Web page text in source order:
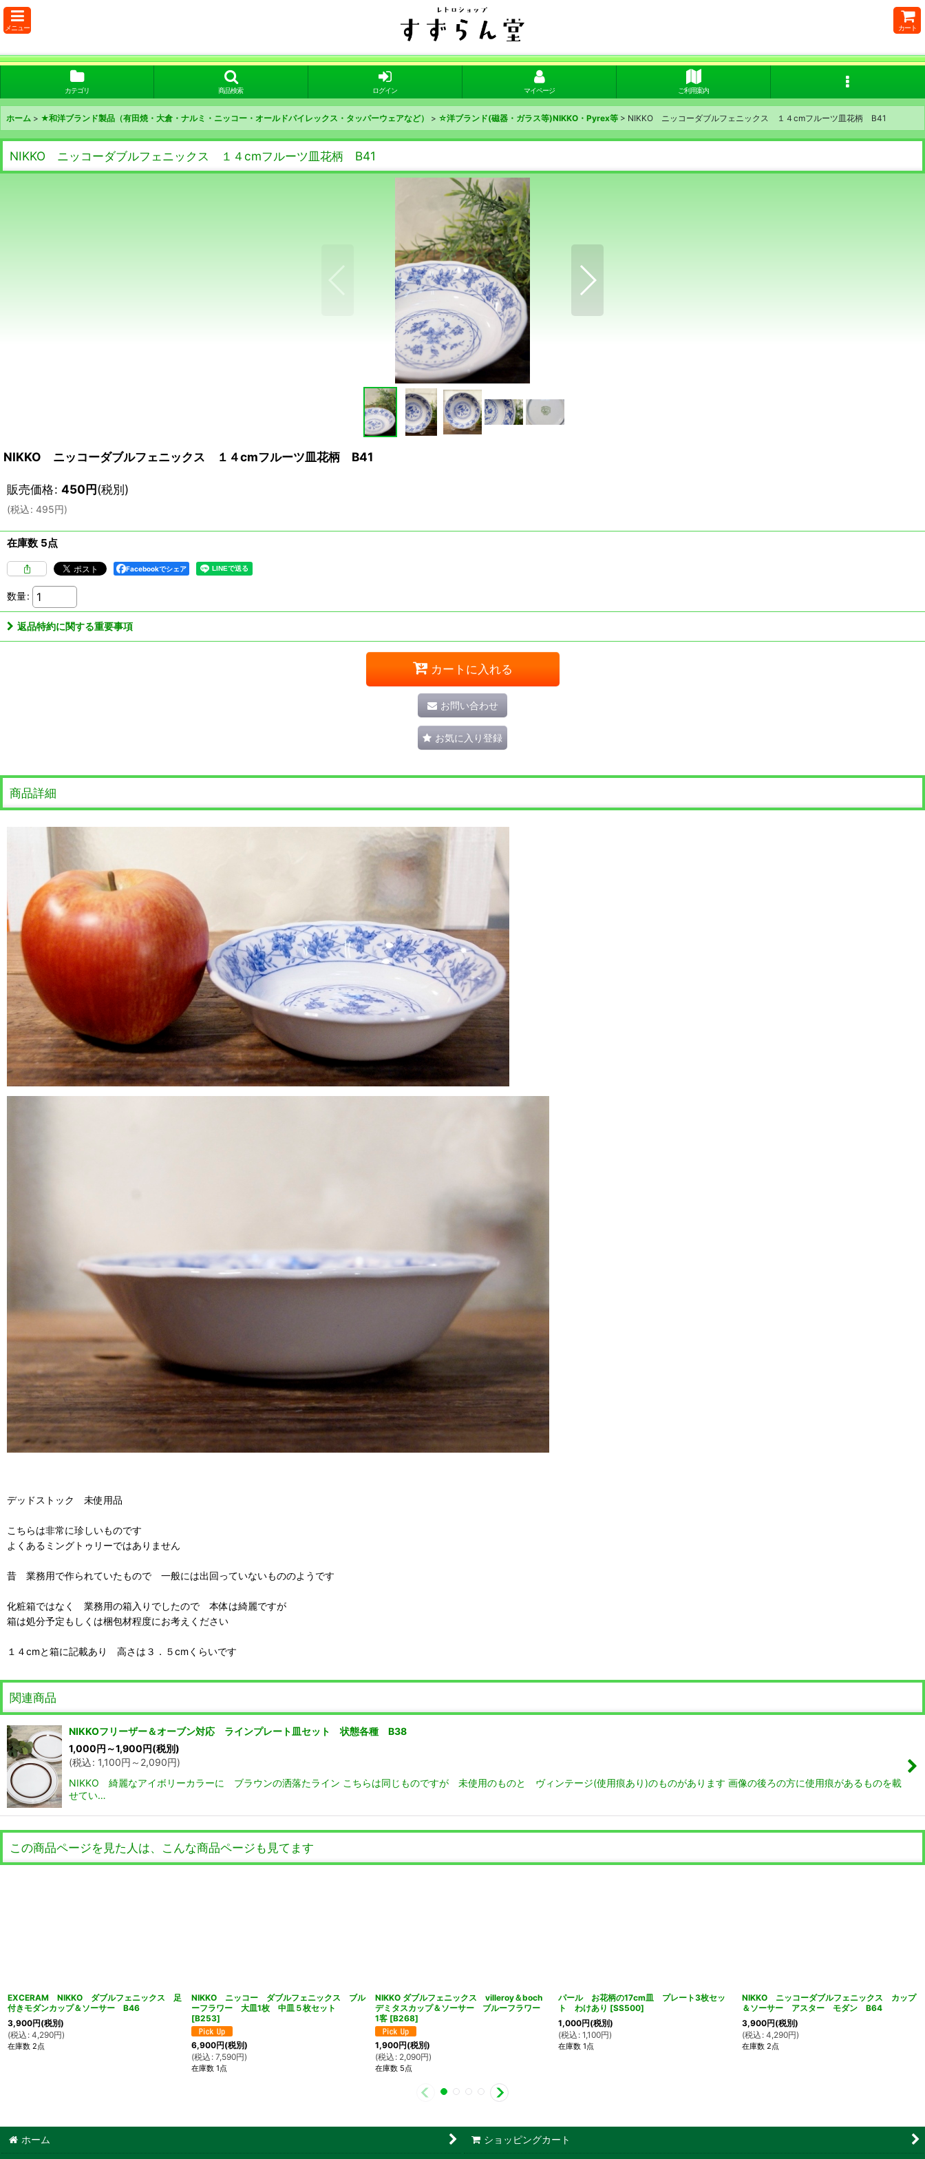
メニュー カート
カテゴリ 商品検索 ログイン マイページ ご利用案内
ホーム > ★和洋ブランド製品（有田焼・大倉・ナルミ・ニッコー・オールドパイレックス・タッパーウェアなど） > ☆洋ブランド(磁器・ガラス等)NIKKO・Pyrex等 > NIKKO ニッコーダブルフェニックス １４cmフルーツ皿花柄 B41
NIKKO ニッコーダブルフェニックス １４cmフルーツ皿花柄 B41
NIKKO ニッコーダブルフェニックス １４cmフルーツ皿花柄 B41
販売価格: 450円(税別)
(税込: 495円)
在庫数 5点
Facebookでシェア
数量:
返品特約に関する重要事項
カートに入れる
お問い合わせ
お気に入り登録
商品詳細
デッドストック 未使用品
こちらは非常に珍しいものです
よくあるミングトゥリーではありません
昔 業務用で作られていたもので 一般には出回っていないもののようです
化粧箱ではなく 業務用の箱入りでしたので 本体は綺麗ですが
箱は処分予定もしくは梱包材程度にお考えください
１４cmと箱に記載あり 高さは３．５cmくらいです
関連商品
NIKKOフリーザー＆オーブン対応 ラインプレート皿セット 状態各種 B38
1,000円 ～1,900円(税別)
(税込: 1,100円 ～2,090円)
NIKKO 綺麗なアイボリーカラーに ブラウンの洒落たライン こちらは同じものですが 未使用のものと ヴィンテージ(使用痕あり)のものがあります 画像の後ろの方に使用痕があるものを載
せてい…
この商品ページを見た人は、こんな商品ページも見てます
EXCERAM NIKKO ダブルフェニックス 足
付きモダンカップ＆ソーサー B46
3,900円(税別)
(税込 : 4,290円)
在庫数 2点
NIKKO ニッコー ダブルフェニックス ブル
ーフラワー 大皿1枚 中皿５枚セット
[B253]
6,900円(税別)
(税込 : 7,590円)
在庫数 1点
NIKKO ダブルフェニックス villeroy＆boch
デミタスカップ＆ソーサー ブルーフラワー
1客 [B268]
1,900円(税別)
(税込 : 2,090円)
在庫数 5点
パール お花柄の17cm皿 プレート3枚セッ
ト わけあり [SS500]
1,000円(税別)
(税込 : 1,100円)
在庫数 1点
NIKKO ニッコーダブルフェニックス カップ
＆ソーサー アスター モダン B64
3,900円(税別)
(税込 : 4,290円)
在庫数 2点
ホーム ショッピングカート